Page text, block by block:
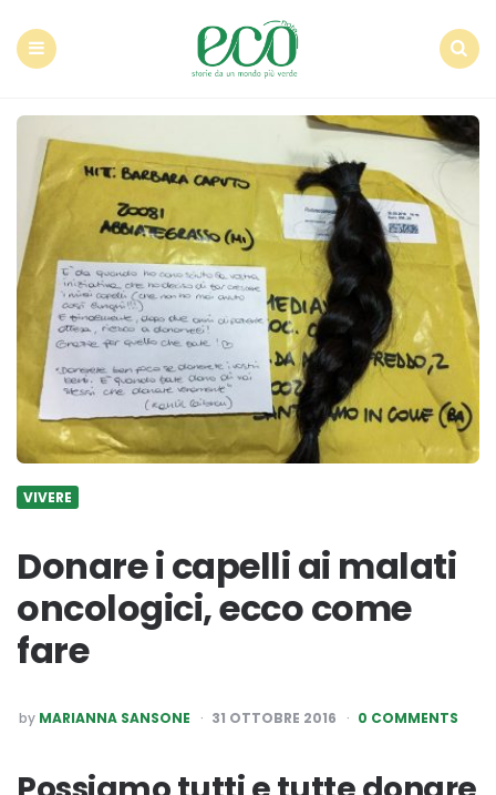
VIVERE
Donare i capelli ai malati
oncologici, ecco come
fare
POSTED
BY
by MARIANNA SANSONE 31 OTTOBRE 2016 0 COMMENTS